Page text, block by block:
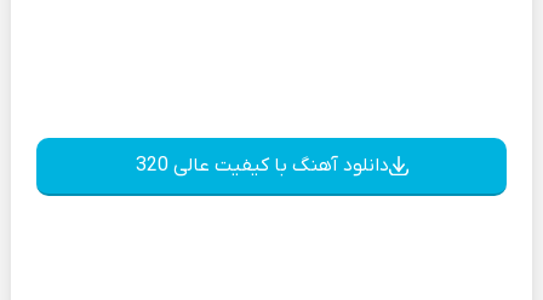
دانلود آهنگ با کیفیت عالی 320